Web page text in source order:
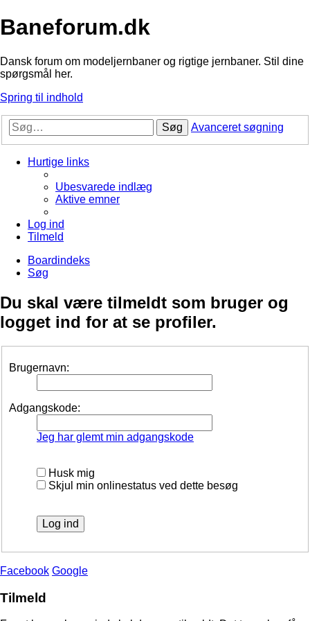
Baneforum.dk
Dansk forum om modeljernbaner og rigtige jernbaner. Stil dine
spørgsmål her.
Spring til indhold
Søg Avanceret søgning
Hurtige links
Ubesvarede indlæg
Aktive emner
Log ind
Tilmeld
Boardindeks
Søg
Du skal være tilmeldt som bruger og
logget ind for at se profiler.
Brugernavn:
Adgangskode:
Jeg har glemt min adgangskode
Husk mig
Skjul min onlinestatus ved dette besøg
Facebook Google
Tilmeld